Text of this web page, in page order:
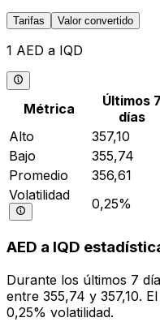
Tarifas Valor convertido
1 AED a IQD
Métrica
Últimos 7
días
Alto
357,10
Bajo
355,74
Promedio
356,61
Volatilidad
0,25%
AED a IQD
Durante los últimos 7
entre 355,74 y 357,10.
0,25% volatilidad.